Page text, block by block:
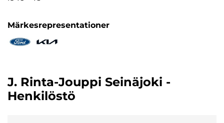
Märkesrepresentationer
J. Rinta-Jouppi Seinäjoki -
Henkilöstö